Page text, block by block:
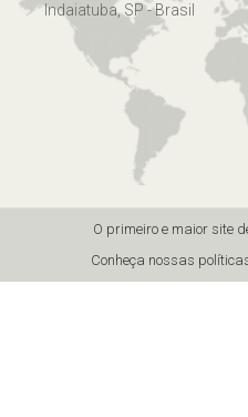
Indaiatuba, SP - Brasil
O primeiro e maior site
Conheça nossas